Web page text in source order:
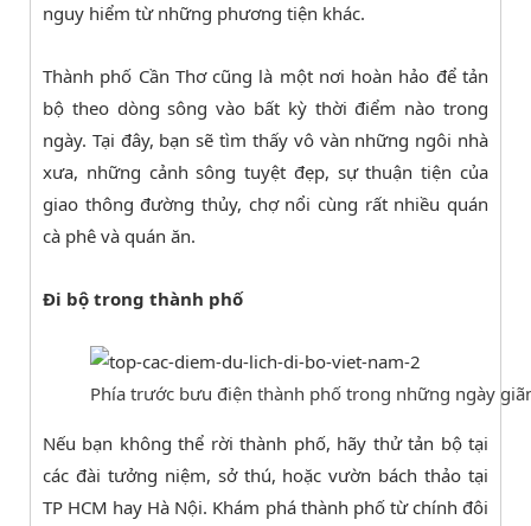
nguy hiểm từ những phương tiện khác.
Thành phố Cần Thơ cũng là một nơi hoàn hảo để tản
bộ theo dòng sông vào bất kỳ thời điểm nào trong
ngày. Tại đây, bạn sẽ tìm thấy vô vàn những ngôi nhà
xưa, những cảnh sông tuyệt đẹp, sự thuận tiện của
giao thông đường thủy, chợ nổi cùng rất nhiều quán
cà phê và quán ăn.
Đi bộ trong thành phố
Phía trước bưu điện thành phố trong những ngày
Nếu bạn không thể rời thành phố, hãy thử tản bộ tại
các đài tưởng niệm, sở thú, hoặc vườn bách thảo tại
TP HCM hay Hà Nội. Khám phá thành phố từ chính đôi